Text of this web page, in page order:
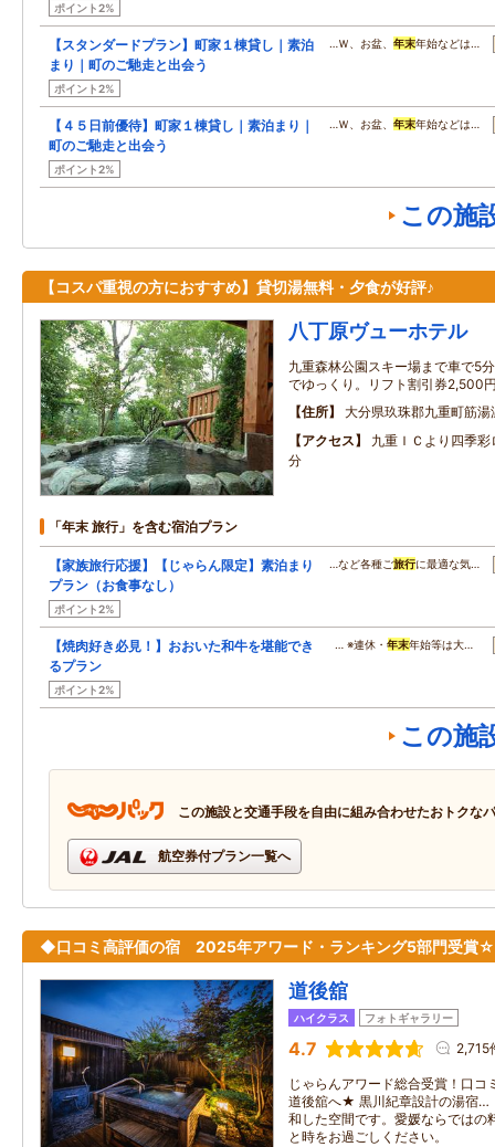
ポイント2%
【スタンダードプラン】町家１棟貸し｜素泊
まり｜町のご馳走と出会う
ポイント2%
…Ｗ、お盆、 年末年始などは…
【４５日前優待】町家１棟貸し｜素泊まり｜
町のご馳走と出会う
ポイント2%
…Ｗ、お盆、 年末年始などは…
この施
【コスパ重視の方におすすめ】貸切湯無料・夕食が好評♪
八丁原ヴューホテル
九重森林公園スキー場まで車で5
でゆっくり。リフト割引券2,500
住所
大分県玖珠郡九重町筋
アクセス
九重ＩＣより四季
分
「年末 旅行」を含む宿泊プラン
【家族旅行応援】【じゃらん限定】素泊まり
プラン（お食事なし）
ポイント2%
…など各種ご旅行に最適な気…
【焼肉好き必見！】おおいた和牛を堪能でき
るプラン
ポイント2%
… ※連休・年末年始等は大…
この施
この施設と交通手段を自由に組み合わせたおトクな
航空券付プラン一覧へ
◆口コミ高評価の宿 2025年アワード・ランキング5部門受賞☆
道後舘
ハイクラス フォトギャラリー
4.7 2,715
じゃらんアワード総合受賞！口コ
道後舘へ★ 黒川紀章設計の湯宿…
和した空間です。愛媛ならではの
と時をお過ごしください。